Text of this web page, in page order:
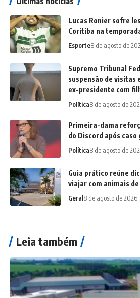
Lucas Ronier sofre
Coritiba na
Esporte8 de agosto de
Supremo Tribunal
suspensão de visitas
ex-presidente com
Política8 de agosto de
Primeira-dama
do Discord após caso
Política8 de agosto de
Guia prático reúne
viajar com animais
Geral8 de agosto de 2026
Leia também